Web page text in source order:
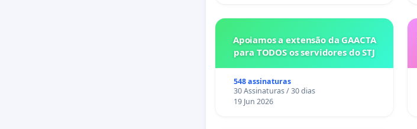
Apoiamos a extensão da GAACTA
para TODOS os servidores do STJ
548 assinaturas
30 Assinaturas / 30 dias
19 Jun 2026